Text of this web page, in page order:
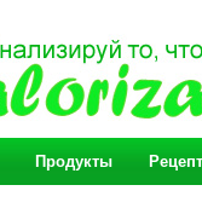
Продукты